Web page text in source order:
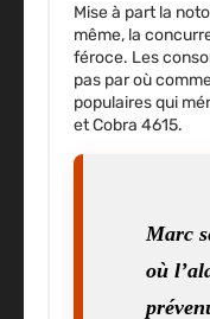
Mise à part la
même, la
féroce. Les
pas par où
populaires qui
et Cobra 4615.
Marc
où